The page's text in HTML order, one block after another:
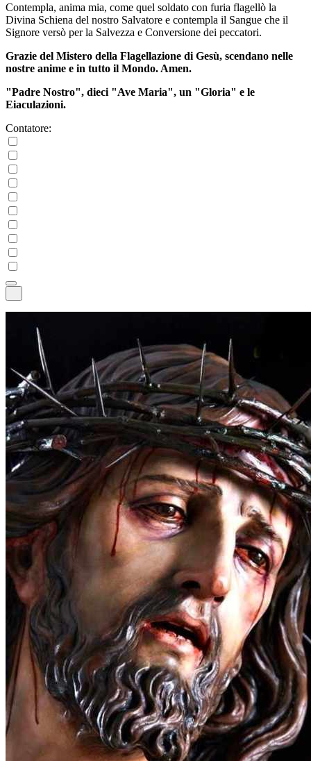
Contempla, anima mia, come quel soldato con furia flagellò la
Divina Schiena del nostro Salvatore e contempla il Sangue che il
Signore versò per la Salvezza e Conversione dei peccatori.
Grazie del Mistero della Flagellazione di Gesù, scendano nelle
nostre anime e in tutto il Mondo. Amen.
"Padre Nostro", dieci "Ave Maria", un "Gloria" e le
Eiaculazioni.
Contatore: